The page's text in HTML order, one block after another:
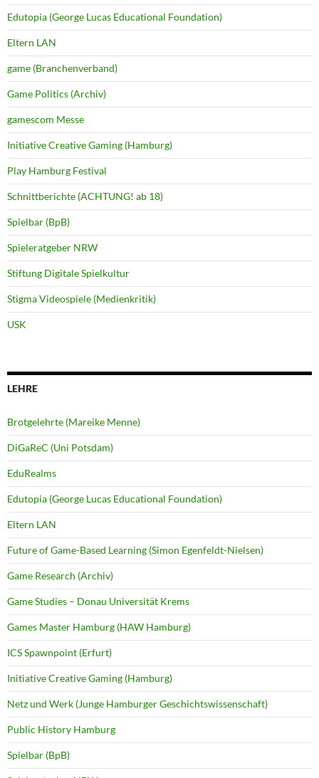
Edutopia (George Lucas Educational Foundation)
Eltern LAN
game (Branchenverband)
Game Politics (Archiv)
gamescom Messe
Initiative Creative Gaming (Hamburg)
Play Hamburg Festival
Schnittberichte (ACHTUNG! ab 18)
Spielbar (BpB)
Spieleratgeber NRW
Stiftung Digitale Spielkultur
Stigma Videospiele (Medienkritik)
USK
LEHRE
Brotgelehrte (Mareike Menne)
DiGaReC (Uni Potsdam)
EduRealms
Edutopia (George Lucas Educational Foundation)
Eltern LAN
Future of Game-Based Learning (Simon Egenfeldt-Nielsen)
Game Research (Archiv)
Game Studies – Donau Universität Krems
Games Master Hamburg (HAW Hamburg)
ICS Spawnpoint (Erfurt)
Initiative Creative Gaming (Hamburg)
Netz und Werk (Junge Hamburger Geschichtswissenschaft)
Public History Hamburg
Spielbar (BpB)